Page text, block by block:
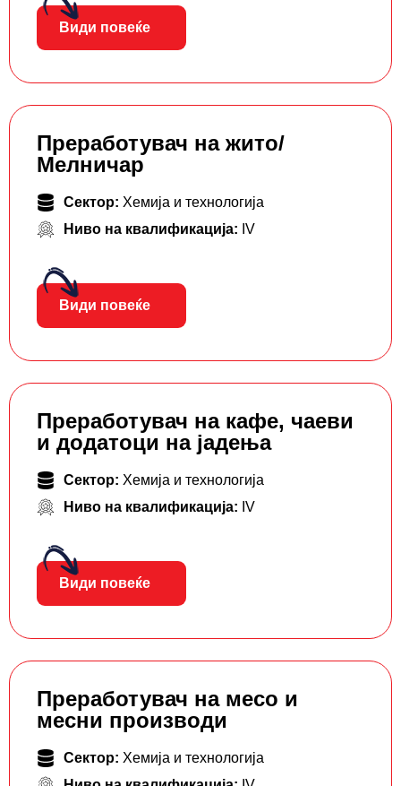
Види повеќе
Преработувач на жито/
Мелничар
Сектор: Хемија и технологија
Ниво на квалификација: IV
Види повеќе
Преработувач на кафе, чаеви
и додатоци на јадења
Сектор: Хемија и технологија
Ниво на квалификација: IV
Види повеќе
Преработувач на месо и
месни производи
Сектор: Хемија и технологија